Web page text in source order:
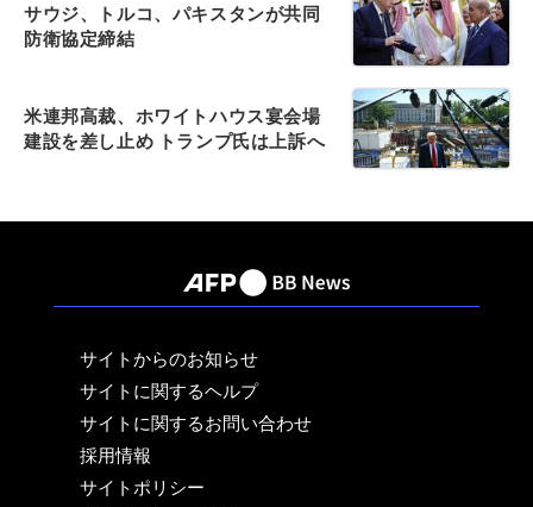
サウジ、トルコ、パキスタンが共同
防衛協定締結
米連邦高裁、ホワイトハウス宴会場
建設を差し止め トランプ氏は上訴へ
サイトからのお知らせ
サイトに関するヘルプ
サイトに関するお問い合わせ
採用情報
サイトポリシー